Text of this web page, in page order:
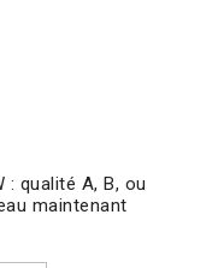
: qualité A, B, ou
maintenant